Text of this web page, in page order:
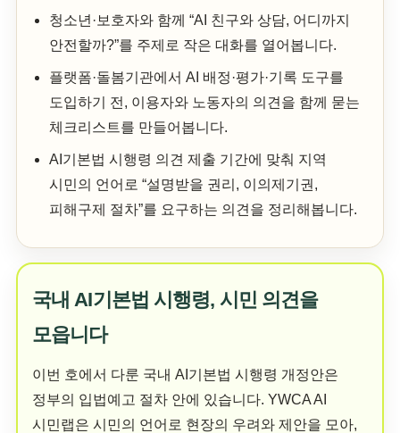
청소년·보호자와 함께 “AI 친구와 상담, 어디까지
안전할까?”를 주제로 작은 대화를 열어봅니다.
플랫폼·돌봄기관에서 AI 배정·평가·기록 도구를
도입하기 전, 이용자와 노동자의 의견을 함께 묻는
체크리스트를 만들어봅니다.
AI기본법 시행령 의견 제출 기간에 맞춰 지역
시민의 언어로 “설명받을 권리, 이의제기권,
피해구제 절차”를 요구하는 의견을 정리해봅니다.
국내 AI기본법 시행령, 시민 의견을
모읍니다
이번 호에서 다룬 국내 AI기본법 시행령 개정안은
정부의 입법예고 절차 안에 있습니다. YWCA AI
시민랩은 시민의 언어로 현장의 우려와 제안을 모아,